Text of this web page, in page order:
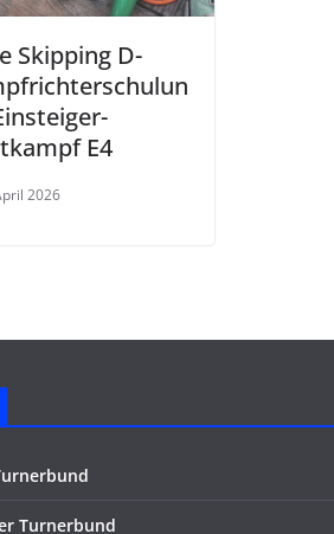
Skipping D-
E4
2026
Turnerbund